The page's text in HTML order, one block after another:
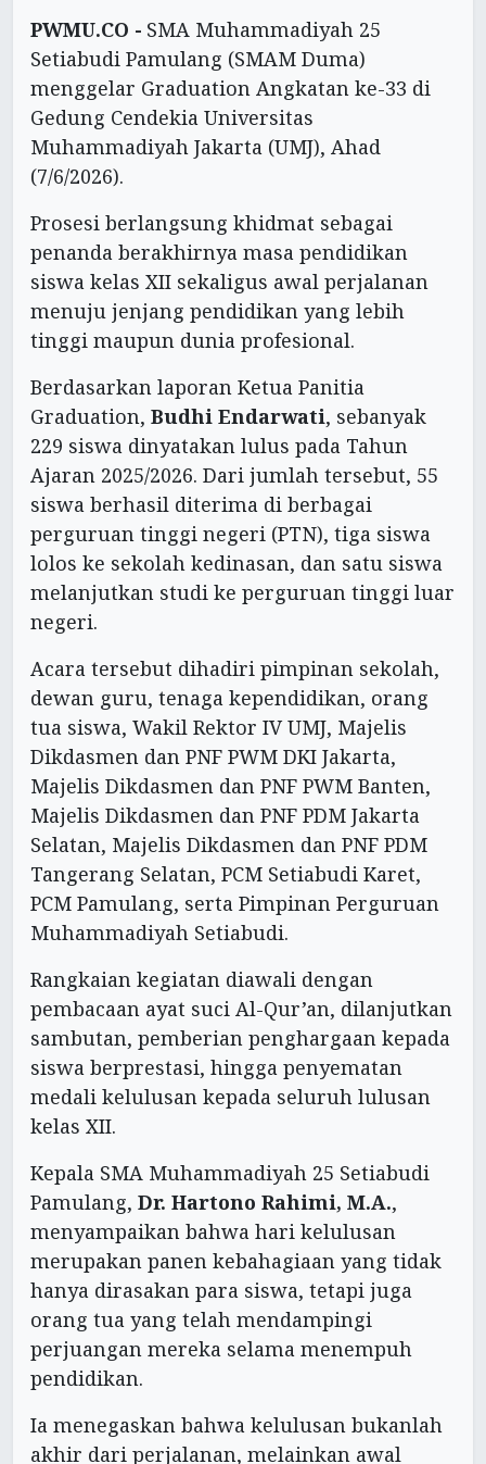
PWMU.CO - SMA Muhammadiyah 25
Setiabudi Pamulang (SMAM Duma)
menggelar Graduation Angkatan ke-33 di
Gedung Cendekia Universitas
Muhammadiyah Jakarta (UMJ), Ahad
(7/6/2026).
Prosesi berlangsung khidmat sebagai
penanda berakhirnya masa pendidikan
siswa kelas XII sekaligus awal perjalanan
menuju jenjang pendidikan yang lebih
tinggi maupun dunia profesional.
Berdasarkan laporan Ketua Panitia
Graduation, Budhi Endarwati, sebanyak
229 siswa dinyatakan lulus pada Tahun
Ajaran 2025/2026. Dari jumlah tersebut, 55
siswa berhasil diterima di berbagai
perguruan tinggi negeri (PTN), tiga siswa
lolos ke sekolah kedinasan, dan satu siswa
melanjutkan studi ke perguruan tinggi luar
negeri.
Acara tersebut dihadiri pimpinan sekolah,
dewan guru, tenaga kependidikan, orang
tua siswa, Wakil Rektor IV UMJ, Majelis
Dikdasmen dan PNF PWM DKI Jakarta,
Majelis Dikdasmen dan PNF PWM Banten,
Majelis Dikdasmen dan PNF PDM Jakarta
Selatan, Majelis Dikdasmen dan PNF PDM
Tangerang Selatan, PCM Setiabudi Karet,
PCM Pamulang, serta Pimpinan Perguruan
Muhammadiyah Setiabudi.
Rangkaian kegiatan diawali dengan
pembacaan ayat suci Al-Qur’an, dilanjutkan
sambutan, pemberian penghargaan kepada
siswa berprestasi, hingga penyematan
medali kelulusan kepada seluruh lulusan
kelas XII.
Kepala SMA Muhammadiyah 25 Setiabudi
Pamulang, Dr. Hartono Rahimi, M.A.,
menyampaikan bahwa hari kelulusan
merupakan panen kebahagiaan yang tidak
hanya dirasakan para siswa, tetapi juga
orang tua yang telah mendampingi
perjuangan mereka selama menempuh
pendidikan.
Ia menegaskan bahwa kelulusan bukanlah
akhir dari perjalanan, melainkan awal